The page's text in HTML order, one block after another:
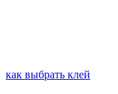
как выбрать клей